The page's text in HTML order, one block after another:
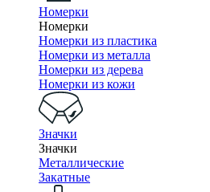
Номерки
Номерки
Номерки из пластика
Номерки из металла
Номерки из дерева
Номерки из кожи
Значки
Значки
Металлические
Закатные